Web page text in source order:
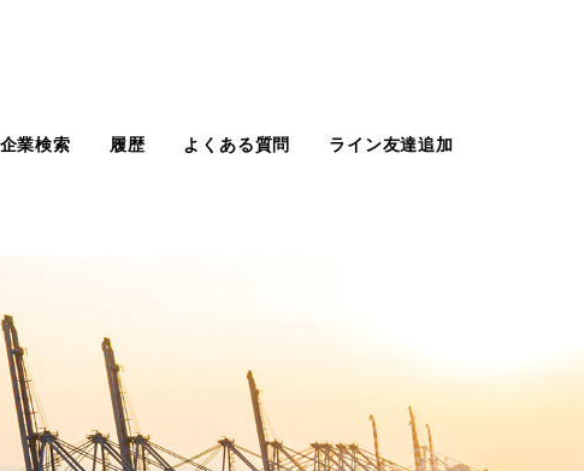
企業検索 履歴 よくある質問 ライン友達追加